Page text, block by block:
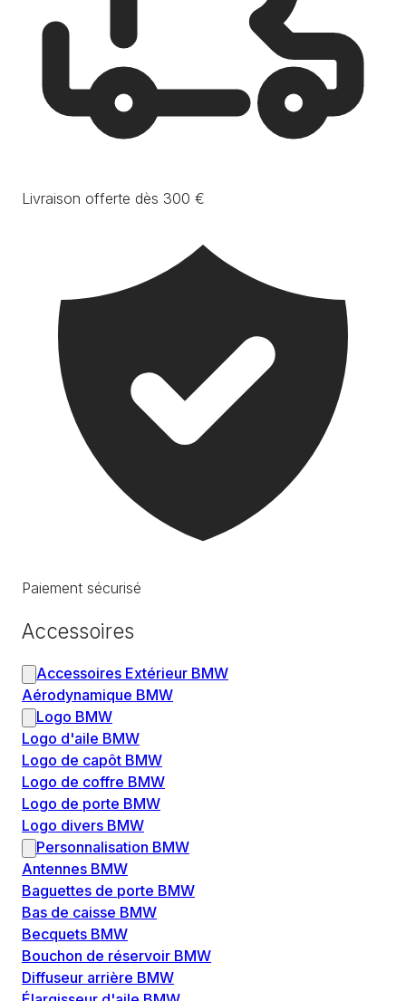
Livraison offerte dès 300 €
Paiement sécurisé
Accessoires
Accessoires Extérieur BMW
Aérodynamique BMW
Logo BMW
Logo d'aile BMW
Logo de capôt BMW
Logo de coffre BMW
Logo de porte BMW
Logo divers BMW
Personnalisation BMW
Antennes BMW
Baguettes de porte BMW
Bas de caisse BMW
Becquets BMW
Bouchon de réservoir BMW
Diffuseur arrière BMW